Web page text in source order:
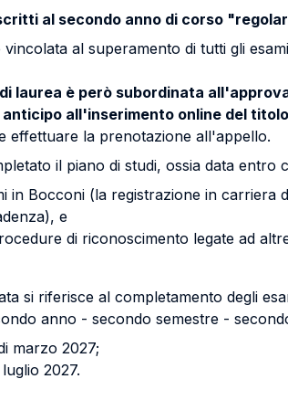
al secondo anno di corso
al superamento di tutti gli
laurea è però subordinata
all'inserimento online del titolo
effettuare la prenotazione all'appello.
il piano di studi, ossia data entro
in Bocconi (la registrazione in
e
di riconoscimento legate ad
si riferisce al completamento degli
anno - secondo semestre -
marzo 2027;
2027.